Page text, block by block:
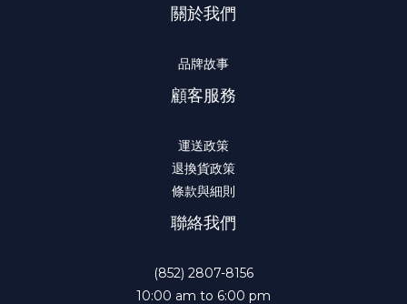
關於我們
品牌故事
顧客服務
運送政策
退換貨政策
條款與細則
聯絡我們
(852) 2807-8156
10:00 am to 6:00 pm